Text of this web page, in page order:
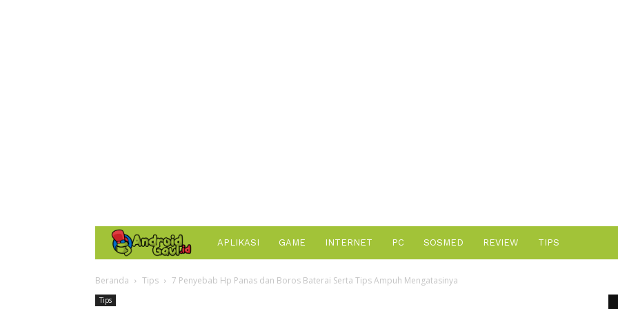
AndroidGaul.id
APLIKASI GAME INTERNET PC SOSMED REVIEW TIPS
Beranda Tips 7 Penyebab Hp Panas dan Boros Baterai Serta Tips Ampuh Mengatasinya
Tips